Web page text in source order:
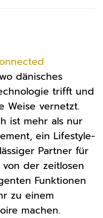
dänisches
trifft und
Weise vernetzt.
ist mehr als nur
ein Lifestyle-
Partner für
der zeitlosen
Funktionen
zu einem
machen.